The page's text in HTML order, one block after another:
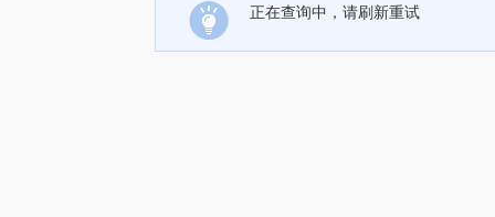
正在查询中，请刷新重试